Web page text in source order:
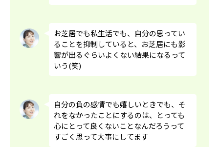
お芝居でも私生活でも、自分の思ってい
ることを抑制していると、お芝居にも影
響が出るぐらいよくない結果になるって
いう(笑)
自分の負の感情でも嬉しいときでも、そ
れをなかったことにするのは、とっても
心にとって良くないことなんだろうって
すごく思って大事にしてます